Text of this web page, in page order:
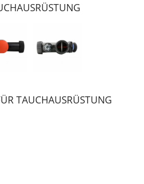
TAUCHAUSRÜSTUNG